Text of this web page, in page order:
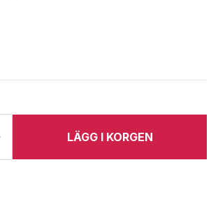
LÄGG I KORGEN